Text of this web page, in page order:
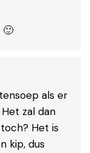
🙂
als er
zal dan
Het is
kip, dus